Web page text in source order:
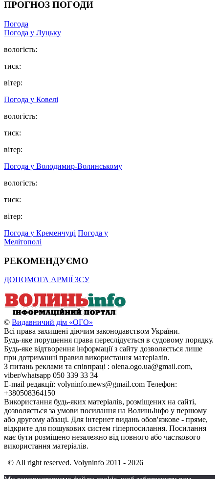
ПРОГНОЗ ПОГОДИ
Погода
Погода у Луцьку
вологість:
тиск:
вітер:
Погода у Ковелі
вологість:
тиск:
вітер:
Погода у Володимир-Волинському
вологість:
тиск:
вітер:
Погода у Кременчуці Погода у
Мелітополі
РЕКОМЕНДУЄМО
ДОПОМОГА АРМІЇ ЗСУ
© Видавничий дім «ОГО»
Всі права захищені діючим законодавством України.
Будь-яке порушення права переслідується в судовому порядку.
Будь-яке відтворення інформації з сайту дозволяється лише
при дотриманні правил використання матеріалів.
З питань реклами та співпраці : olena.ogo.ua@gmail.com,
viber/whatsapp 050 339 33 34
E-mail редакції: volyninfo.news@gmail.com Телефон:
+380508364150
Використання будь-яких матеріалів, розміщених на сайті,
дозволяється за умови посилання на ВолиньІнфо у першому
або другому абзаці. Для інтернет видань обов'язкове - пряме,
відкрите для пошукових систем гіперпосилання. Посилання
має бути розміщено незалежно від повного або часткового
використання матеріалів.
© All right reserved. Volyninfo 2011 - 2026